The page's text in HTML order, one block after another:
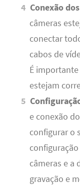
Conexão
câmeras
conectar
cabos de
É
estejam
e conexão
configurar o
configuração
câmeras e a
gravação e